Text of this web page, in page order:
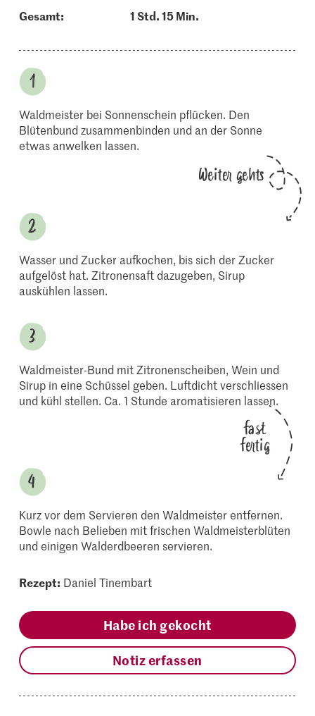
Gesamt: 1 Std. 15 Min.
Waldmeister bei Sonnenschein pflücken. Den
Blütenbund zusammenbinden und an der Sonne
etwas anwelken lassen.
Weiter gehts
Wasser und Zucker aufkochen, bis sich der Zucker
aufgelöst hat. Zitronensaft dazugeben, Sirup
auskühlen lassen.
Waldmeister-Bund mit Zitronenscheiben, Wein und
Sirup in eine Schüssel geben. Luftdicht verschliessen
und kühl stellen. Ca. 1 Stunde aromatisieren lassen.
fast
fertig
Kurz vor dem Servieren den Waldmeister entfernen.
Bowle nach Belieben mit frischen Waldmeisterblüten
und einigen Walderdbeeren servieren.
Rezept: Daniel Tinembart
Habe ich gekocht
Notiz erfassen